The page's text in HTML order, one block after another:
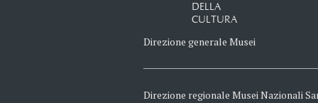
DELLA
CULTURA
Direzione generale Musei
Direzione regionale Musei Nazionali